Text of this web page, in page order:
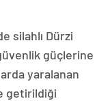
silahlı Dürzi
güçlerine
yaralanan
getirildiği